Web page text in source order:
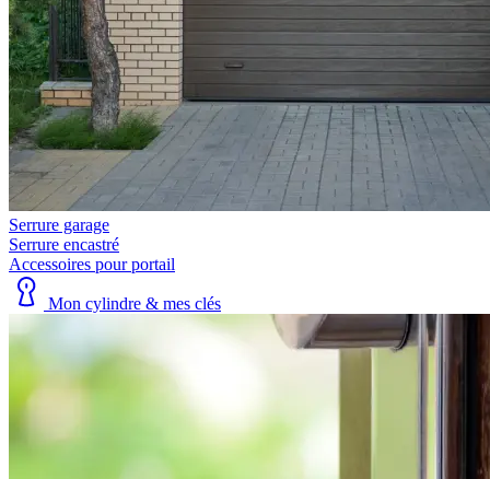
Serrure garage
Serrure encastré
Accessoires pour portail
Mon cylindre & mes clés